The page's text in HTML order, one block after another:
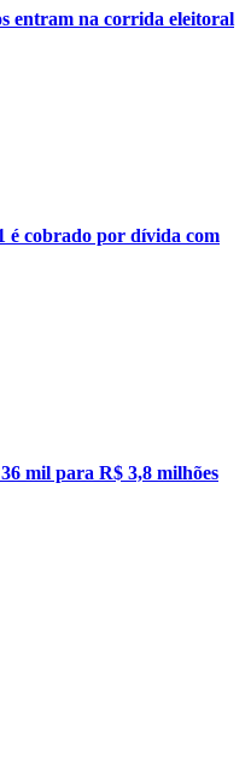
entram na corrida eleitoral
é cobrado por dívida com
mil para R$ 3,8 milhões